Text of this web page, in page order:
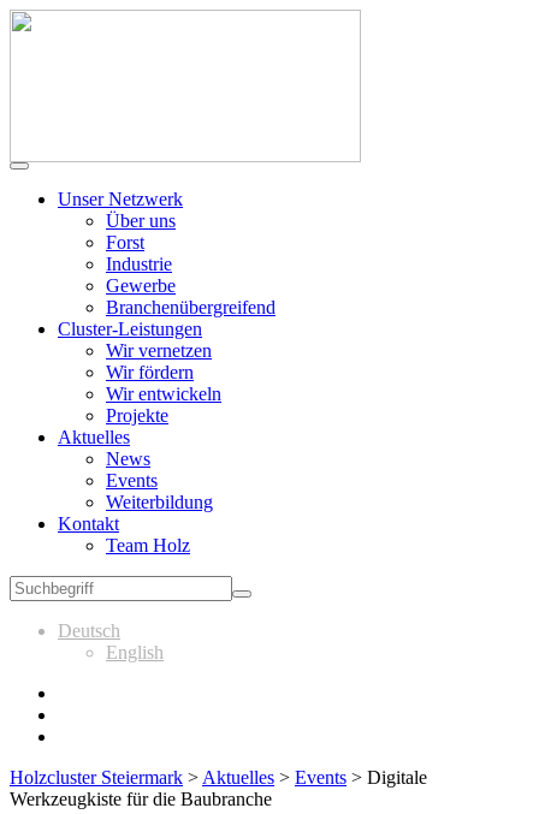
Unser Netzwerk
Über uns
Forst
Industrie
Gewerbe
Branchenübergreifend
Cluster-Leistungen
Wir vernetzen
Wir fördern
Wir entwickeln
Projekte
Aktuelles
News
Events
Weiterbildung
Kontakt
Team Holz
Deutsch
English
Holzcluster Steiermark > Aktuelles > Events > Digitale
Werkzeugkiste für die Baubranche